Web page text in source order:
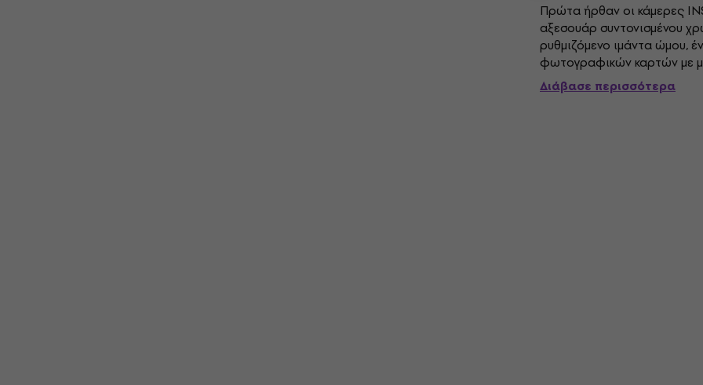
Πρώτα ήρθαν οι κάμερες
αξεσουάρ συντονισμένου
ρυθμιζόμενο ιμάντα ώμου,
φωτογραφικών καρτών με
κρεμαστό σπάγκο, θα
Διάβασε περισσότερα